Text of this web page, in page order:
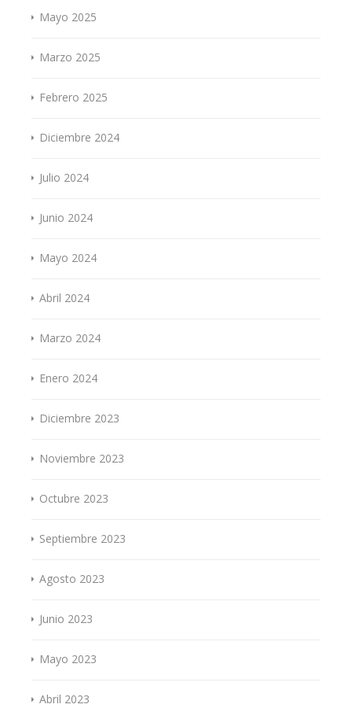
Mayo 2025
Marzo 2025
Febrero 2025
Diciembre 2024
Julio 2024
Junio 2024
Mayo 2024
Abril 2024
Marzo 2024
Enero 2024
Diciembre 2023
Noviembre 2023
Octubre 2023
Septiembre 2023
Agosto 2023
Junio 2023
Mayo 2023
Abril 2023